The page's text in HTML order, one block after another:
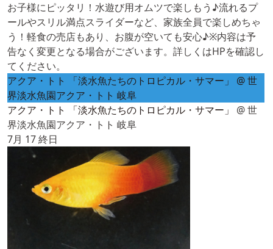
お子様にピッタリ！水遊び用オムツで楽しもう♪流れるプ
ールやスリル満点スライダーなど、家族全員で楽しめちゃ
う！軽食の売店もあり、お腹が空いても安心♪※内容は予
告なく変更となる場合がございます。詳しくはHPを確認し
てください。
アクア・トト 「淡水魚たちのトロピカル・サマー」 @ 世
界淡水魚園アクア・トト 岐阜
アクア・トト 「淡水魚たちのトロピカル・サマー」
@ 世
界淡水魚園アクア・トト 岐阜
7月 17終日